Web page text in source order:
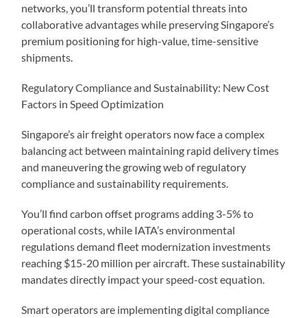
networks, you’ll transform potential threats into
collaborative advantages while preserving Singapore’s
premium positioning for high-value, time-sensitive
shipments.
Regulatory Compliance and Sustainability: New Cost
Factors in Speed Optimization
Singapore’s air freight operators now face a complex
balancing act between maintaining rapid delivery times
and maneuvering the growing web of regulatory
compliance and sustainability requirements.
You’ll find carbon offset programs adding 3-5% to
operational costs, while IATA’s environmental
regulations demand fleet modernization investments
reaching $15-20 million per aircraft. These sustainability
mandates directly impact your speed-cost equation.
Smart operators are implementing digital compliance